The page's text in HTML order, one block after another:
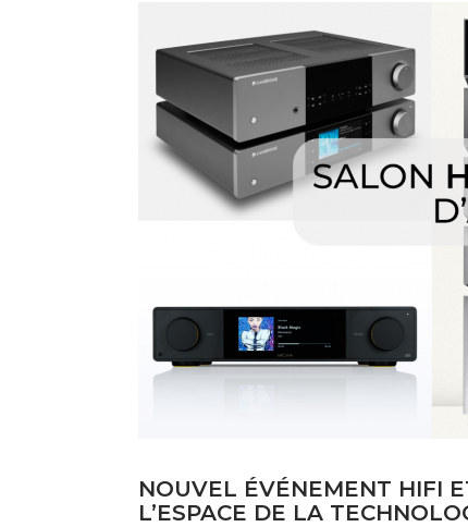
BANCS D'ESSAI
COUPS DE COEUR
NOUS CONTACTER
NOUVEL ÉVÉNEMENT HIFI
L’ESPACE DE LA